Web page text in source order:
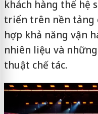
khách hàng thế hệ
triển trên nền tảng
hợp khả năng vận
nhiên liệu và
thuật chế tác.